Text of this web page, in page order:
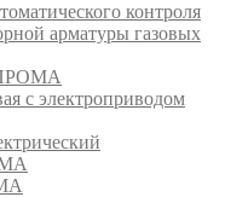
контроля
арматуры газовых
с электроприводом